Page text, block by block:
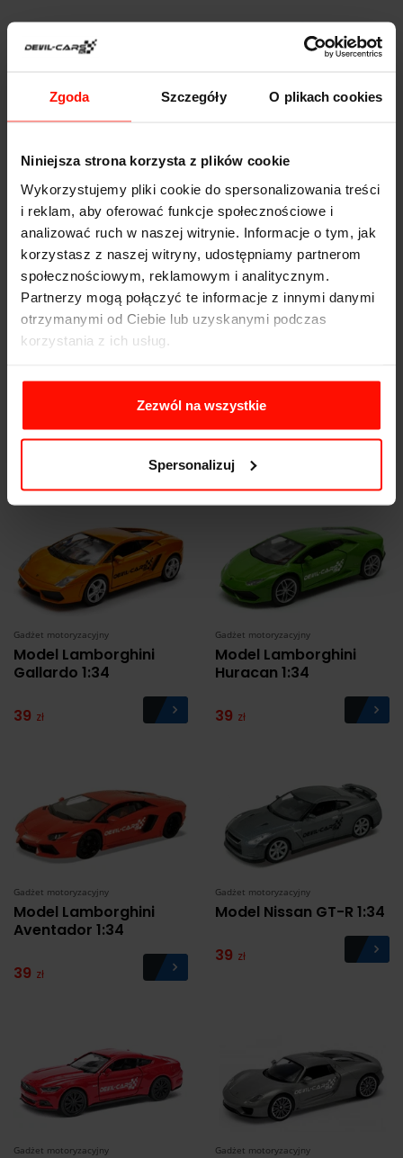
Zgoda Szczegóły O plikach cookies
Niniejsza strona korzysta z plików cookie
Wykorzystujemy pliki cookie do spersonalizowania treści
i reklam, aby oferować funkcje społecznościowe i
analizować ruch w naszej witrynie. Informacje o tym, jak
korzystasz z naszej witryny, udostępniamy partnerom
społecznościowym, reklamowym i analitycznym.
Partnerzy mogą połączyć te informacje z innymi danymi
otrzymanymi od Ciebie lub uzyskanymi podczas
korzystania z ich usług.
Zezwól na wszystkie
Spersonalizuj
Niebieska kominiarka
pod kask
15 zł
Różowa kominiarka
15 zł
Smycz Devilcars.pl #1 Smycz Devilcars.pl #2
5 zł
Gadżet motoryzacyjny
Model Lamborghini
Gallardo 1:34
39 zł
Gadżet motoryzacyjny
Model Lamborghini
Huracan 1:34
39 zł
Gadżet motoryzacyjny
Model Lamborghini
Aventador 1:34
39 zł
Gadżet motoryzacyjny
Model Nissan GT-R 1:34
39 zł
Gadżet motoryzacyjny Gadżet motoryzacyjny